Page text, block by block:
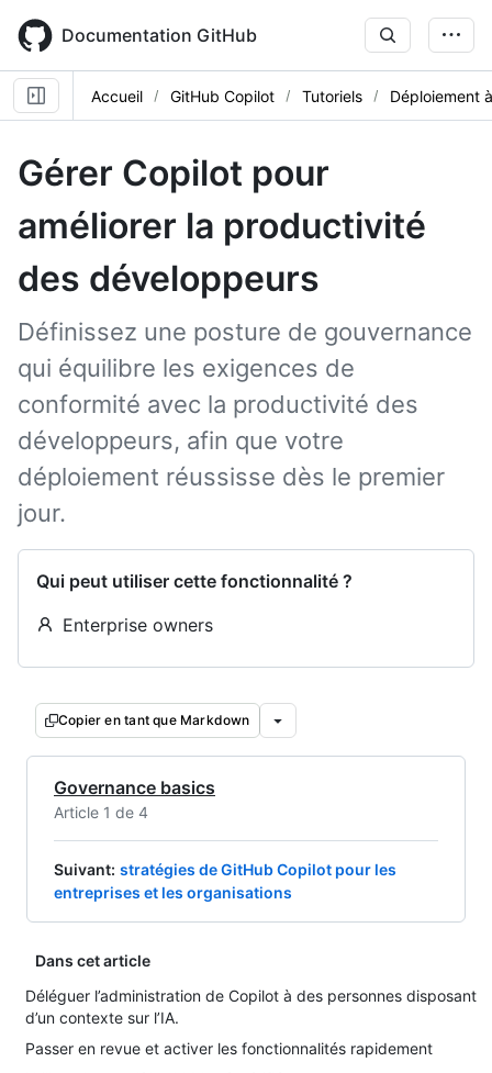
main
content
Documentation GitHub
Accueil GitHub Copilot Tutoriels Déploiement
Gérer Copilot pour
améliorer la productivité
des développeurs
Définissez une posture de gouvernance
qui équilibre les exigences de
conformité avec la productivité des
développeurs, afin que votre
déploiement réussisse dès le premier
jour.
Qui peut utiliser cette fonctionnalité ?
Enterprise owners
Copier en tant que Markdown
Governance basics
Article 1 de 4
Suivant: stratégies de GitHub Copilot pour les
entreprises et les organisations
Dans cet article
Déléguer l’administration de Copilot à des personnes disposant
d’un contexte sur l’IA.
Passer en revue et activer les fonctionnalités rapidement